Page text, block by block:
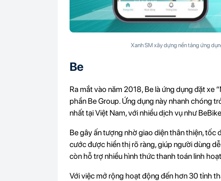
Xanh SM xây dựng nền tảng ứng
Be
Ra mắt vào năm 2018, Be là ứng dụng đặt xe
phần Be Group. Ứng dụng này nhanh chóng
nhất tại Việt Nam, với nhiều dịch vụ như
Be gây ấn tượng nhờ giao diện thân thiện, tốc
cước được hiển thị rõ ràng, giúp người dùng
còn hỗ trợ nhiều hình thức thanh toán linh
Với việc mở rộng hoạt động đến hơn 30 tỉnh